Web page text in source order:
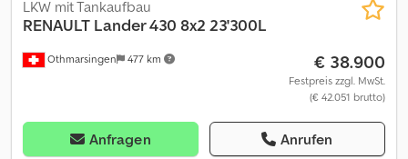
Othmarsingen 477 km
LKW mit Tankaufbau
RENAULT Lander 430 8x2 23'300L
€ 38.900
Festpreis zzgl. MwSt.
(€ 42.051 brutto)
Anfragen Anrufen